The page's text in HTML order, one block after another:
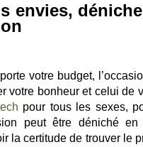
envies,
votre budget,
votre bonheur et celui de
pour tous les sexes,
peut être déniché en
la certitude de trouver le